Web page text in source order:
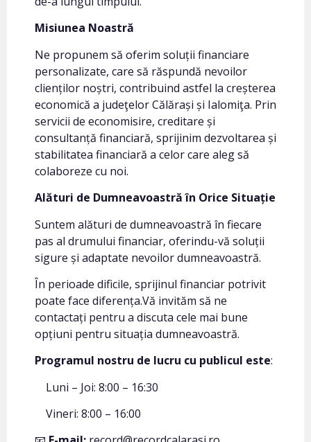
Misiunea Noastră
Ne propunem să oferim soluții financiare
personalizate, care să răspundă nevoilor
clienților noștri, contribuind astfel la creșterea
economică a judeţelor Călărași și Ialomiţa. Prin
servicii de economisire, creditare și
consultanță financiară, sprijinim dezvoltarea și
stabilitatea financiară a celor care aleg să
colaboreze cu noi.
Alături de Dumneavoastră în Orice Situație
Suntem alături de dumneavoastră în fiecare
pas al drumului financiar, oferindu-vă soluții
sigure și adaptate nevoilor dumneavoastră.
În perioade dificile, sprijinul financiar potrivit
poate face diferența.Vă invităm să ne
contactați pentru a discuta cele mai bune
opțiuni pentru situația dumneavoastră.
Programul nostru de lucru cu publicul este:
Luni – Joi: 8:00 – 16:30
Vineri: 8:00 – 16:00